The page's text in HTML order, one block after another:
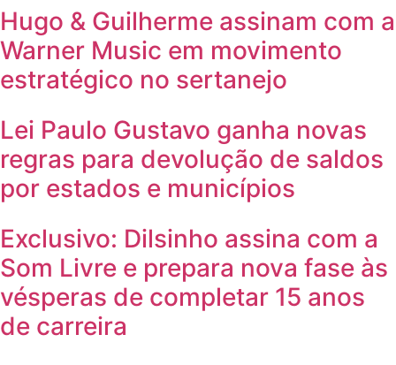
Hugo & Guilherme assinam com a
Warner Music em movimento
estratégico no sertanejo
Lei Paulo Gustavo ganha novas
regras para devolução de saldos
por estados e municípios
Exclusivo: Dilsinho assina com a
Som Livre e prepara nova fase às
vésperas de completar 15 anos
de carreira